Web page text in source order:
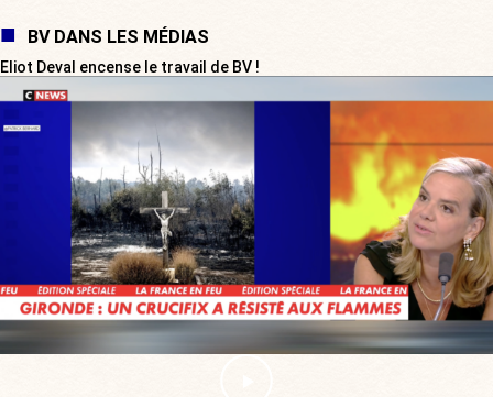
BV DANS LES MÉDIAS
Eliot Deval encense le travail de BV !